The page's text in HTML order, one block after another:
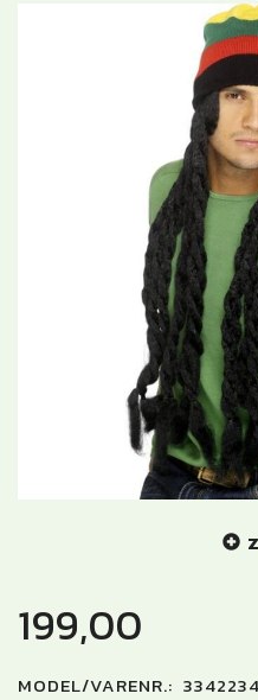
199,00
MODEL/VARENR.: 3342234